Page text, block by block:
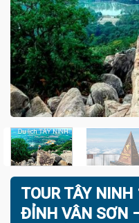
TOUR TÂY
ĐỈNH VÂN SƠN